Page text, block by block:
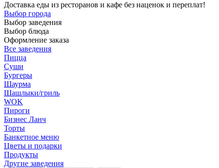
Доставка еды из ресторанов и кафе без наценок и переплат!
Выбор города
Выбор заведения
Выбор блюда
Оформление заказа
Все заведения
Пицца
Суши
Бургеры
Шаурма
Шашлыки/гриль
WOK
Пироги
Бизнес Ланч
Торты
Банкетное меню
Цветы и подарки
Продукты
Другие заведения